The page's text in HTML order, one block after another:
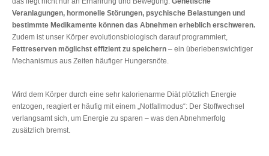
Veranlagungen, hormonelle Störungen, psychische Belastungen und
bestimmte Medikamente können das Abnehmen erheblich erschweren.
Zudem ist unser Körper evolutionsbiologisch darauf programmiert,
Fettreserven möglichst effizient zu speichern – ein überlebenswichtiger
Mechanismus aus Zeiten häufiger Hungersnöte.
Wird dem Körper durch eine sehr kalorienarme Diät plötzlich Energie
entzogen, reagiert er häufig mit einem „Notfallmodus“: Der Stoffwechsel
verlangsamt sich, um Energie zu sparen – was den Abnehmerfolg
zusätzlich bremst.